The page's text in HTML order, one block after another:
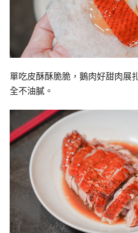
單吃皮酥酥脆脆，鵝肉好甜肉展
全不油膩。